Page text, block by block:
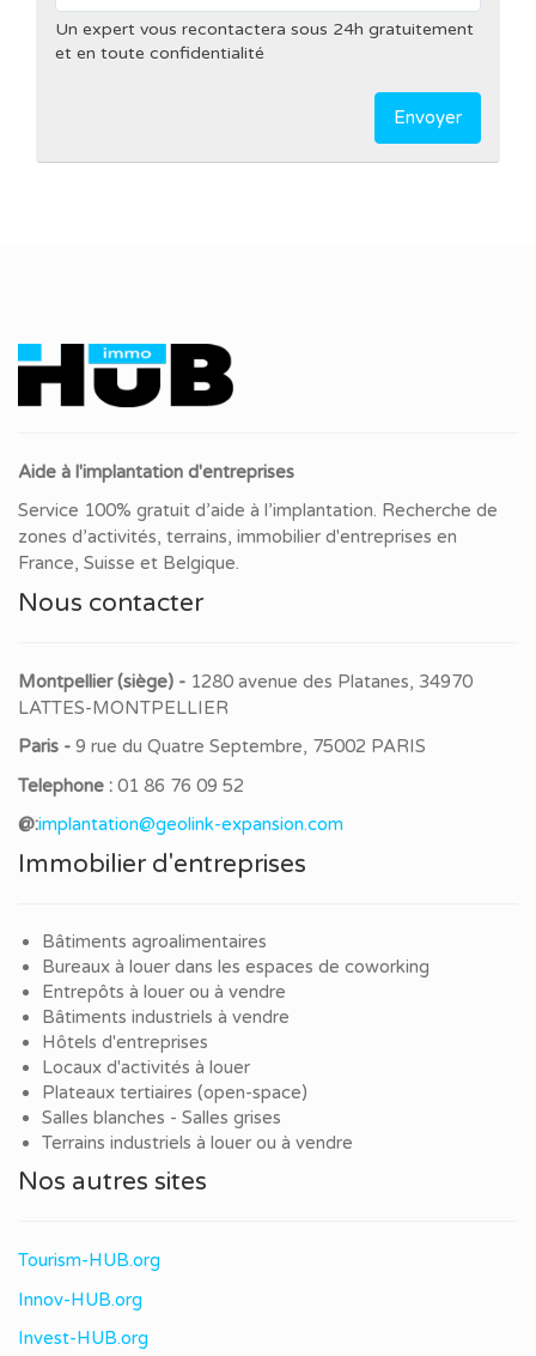
Un expert vous recontactera sous 24h gratuitement
et en toute confidentialité
Envoyer
Aide à l'implantation d'entreprises
Service 100% gratuit d’aide à l’implantation. Recherche de
zones d’activités, terrains, immobilier d'entreprises en
France, Suisse et Belgique.
Nous contacter
Montpellier (siège) - 1280 avenue des Platanes, 34970
LATTES-MONTPELLIER
Paris - 9 rue du Quatre Septembre, 75002 PARIS
Telephone : 01 86 76 09 52
@:implantation@geolink-expansion.com
Immobilier d'entreprises
Bâtiments agroalimentaires
Bureaux à louer dans les espaces de coworking
Entrepôts à louer ou à vendre
Bâtiments industriels à vendre
Hôtels d'entreprises
Locaux d'activités à louer
Plateaux tertiaires (open-space)
Salles blanches - Salles grises
Terrains industriels à louer ou à vendre
Nos autres sites
Tourism-HUB.org
Innov-HUB.org
Invest-HUB.org